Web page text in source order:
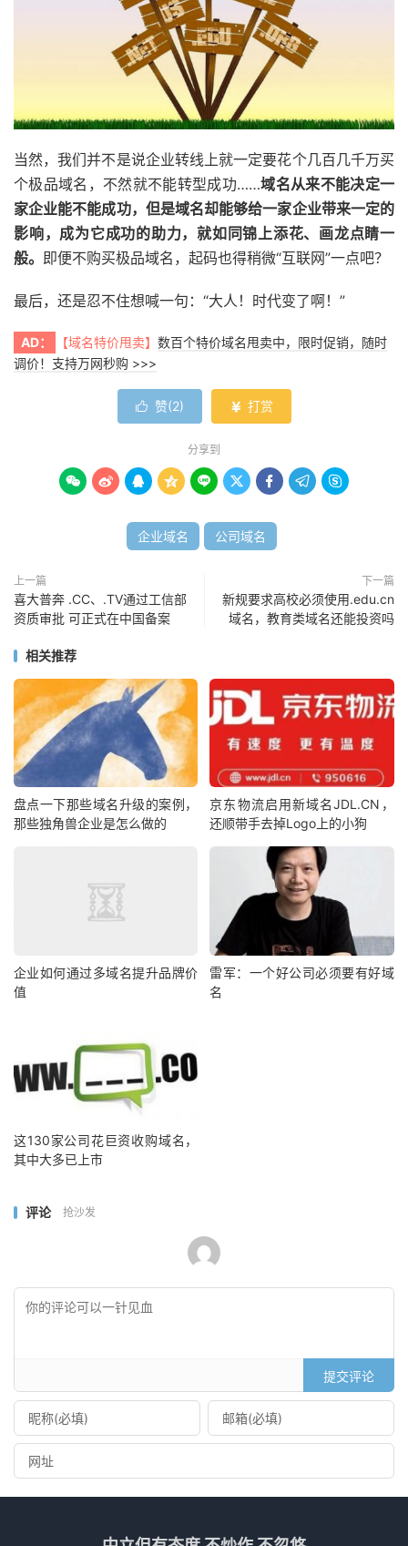
当然，我们并不是说企业转线上就一定要花个几百几千万买
个极品域名，不然就不能转型成功……域名从来不能决定一
家企业能不能成功，但是域名却能够给一家企业带来一定的
影响，成为它成功的助力，就如同锦上添花、画龙点睛一
般。 即便不购买极品域名，起码也得稍微“互联网”一点吧？
最后，还是忍不住想喊一句：“大人！时代变了啊！”
AD： 【域名特价甩卖】 数百个特价域名甩卖中，限时促销，随时
调价！支持万网秒购 >>>
 赞(2)  打赏
分享到
        
企业域名 公司域名
上一篇
喜大普奔 .CC、.TV通过工信部
资质审批 可正式在中国备案
下一篇
新规要求高校必须使用.edu.cn
域名，教育类域名还能投资吗
相关推荐
盘点一下那些域名升级的案例，
那些独角兽企业是怎么做的
京东物流启用新域名JDL.CN，
还顺带手去掉Logo上的小狗
企业如何通过多域名提升品牌价
值
雷军：一个好公司必须要有好域
名
这130家公司花巨资收购域名，
其中大多已上市
评论 抢沙发
提交评论